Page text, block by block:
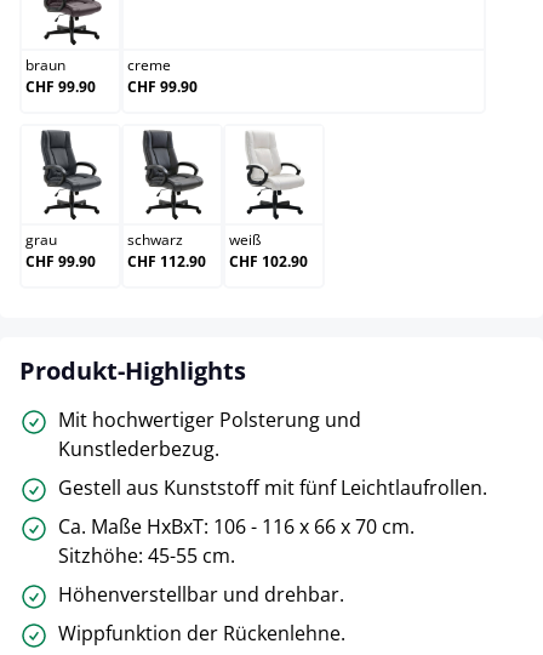
braun
braun
CHF 99.90
creme
CHF 99.90
grau
grau
CHF 99.90
schwarz
schwarz
CHF 112.90
weiß
weiß
CHF 102.90
Produkt-Highlights
Mit hochwertiger Polsterung und
Kunstlederbezug.
Gestell aus Kunststoff mit fünf Leichtlaufrollen.
Ca. Maße HxBxT: 106 - 116 x 66 x 70 cm.
Sitzhöhe: 45-55 cm.
Höhenverstellbar und drehbar.
Wippfunktion der Rückenlehne.